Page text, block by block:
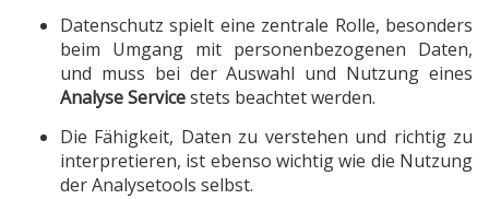
Datenschutz spielt eine zentrale Rolle, besonders
beim Umgang mit personenbezogenen Daten,
und muss bei der Auswahl und Nutzung eines
Analyse Servicestets beachtet werden.
Die Fähigkeit, Daten zu verstehen und richtig zu
interpretieren, ist ebenso wichtig wie die Nutzung
der Analysetools selbst.